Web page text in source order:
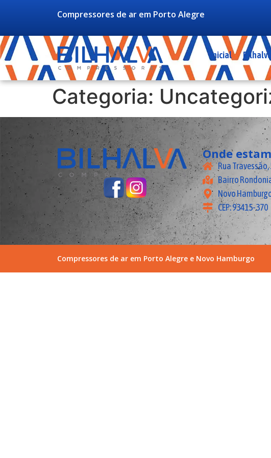
Compressores de ar em Porto Alegre
Inicial Bilhalva
Categoria:
Onde
Rua Travessão,
Bairro
Novo
CEP: 93415-370
Compressores de ar em Porto Alegre e Novo Hamburgo